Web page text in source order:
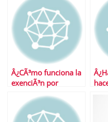
Â¿CÃ³mo funciona la
exenciÃ³n por
vivienda habitual?